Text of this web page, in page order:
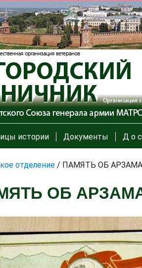
истории Документы Д о с
отделение / ПАМЯТЬ ОБ
ОБ